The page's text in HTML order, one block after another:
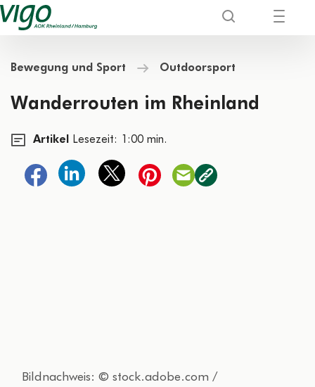
Bewegung und Sport Outdoorsport
Wanderrouten im Rheinland
Artikel Lesezeit: 1:00 min.
Bildnachweis: © stock.adobe.com /